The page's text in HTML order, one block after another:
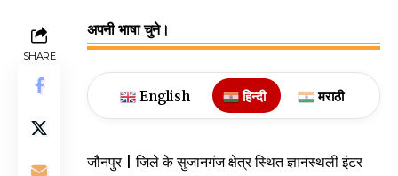
SHARE
अपनी भाषा चुने।
English हिन्दी मराठी
जौनपुर | जिले के सुजानगंज क्षेत्र स्थित ज्ञानस्थली इंटर